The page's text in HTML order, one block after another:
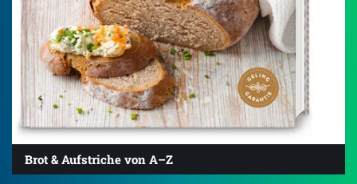
Brot & Aufstriche von A–Z